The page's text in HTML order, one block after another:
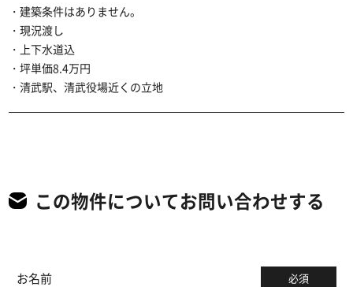
・建築条件はありません。
・現況渡し
・上下水道込
・坪単価8.4万円
・清武駅、清武役場近くの立地
この物件についてお問い合わせする
お名前 必須